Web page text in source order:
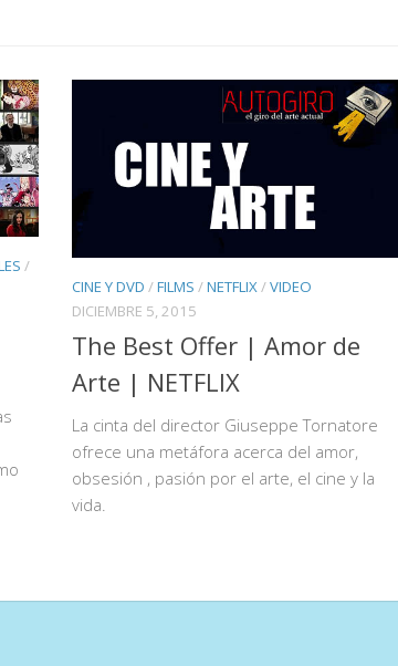
/
CINE Y DVD /FILMS /NETFLIX/VIDEO
DICIEMBRE 5, 2015
The Best Offer | Amor de
Arte | NETFLIX
La cinta del director Giuseppe Tornatore
ofrece una metáfora acerca del amor,
obsesión , pasión por el arte, el cine y la
vida.